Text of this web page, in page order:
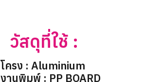
วัสดุที่ใช้ :
โครง : Aluminium
งานพิมพ์ : PP BOARD